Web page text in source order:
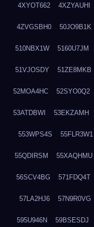
4XYOT662 4XZYAUHI
4ZVGSBH0 50JO9B1K
510NBX1W 5160U7JM
51VJOSDY 51ZE8MKB
52MOA4HC 52SYO0Q2
53ATDBWI 53EKZAMH
553WPS4S 55FLR3W1
55QDIRSM 55XAQHMU
56SCV4BG 571FDQ4T
57LA2HJ6 57N9R0VG
595U946N 59BSESDJ